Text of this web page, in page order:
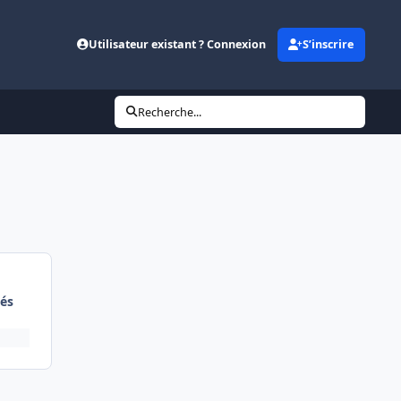
Utilisateur existant ? Connexion S’inscrire
Recherche...